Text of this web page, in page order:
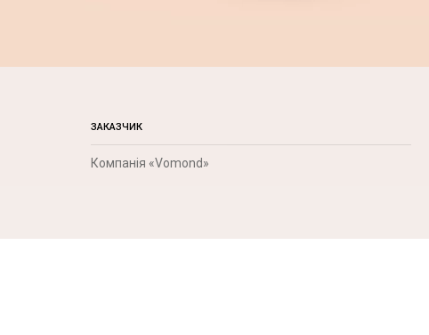
ЗАКАЗЧИК
Компанія «Vomond»